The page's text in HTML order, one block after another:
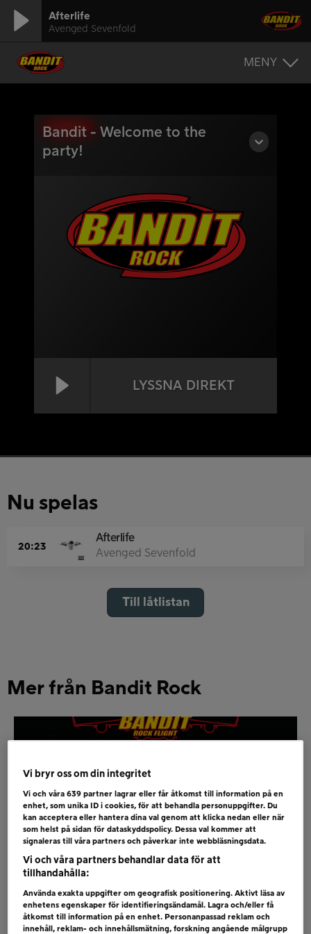
Afterlife
Avenged Sevenfold
MENY
JUST NU
Bandit - Welcome to the
party!
LYSSNA DIREKT
Nu spelas
20:23
Afterlife
Avenged Sevenfold
Till låtlistan
Mer från Bandit Rock
VINN KONSERTRESA TILL FIVE
FINGER DEATH PUNCH I USA!
Vi bryr oss om din integritet
Vi och våra639 partner lagrar eller får åtkomst till information på en
enhet, som unika ID i cookies, för att behandla personuppgifter. Du
kan acceptera eller hantera dina val genom att klicka nedan eller när
som helst på sidan för dataskyddspolicy. Dessa val kommer att
signaleras till våra partners och påverkar inte webbläsningsdata.
Vi och våra partners behandlar data för att
tillhandahålla:
Använda exakta uppgifter om geografisk positionering. Aktivt läsa av
enhetens egenskaper för identifieringsändamål. Lagra och/eller få
åtkomst till information på en enhet. Personanpassad reklam och
innehåll, reklam- och innehållsmätning, forskning angående målgrupp